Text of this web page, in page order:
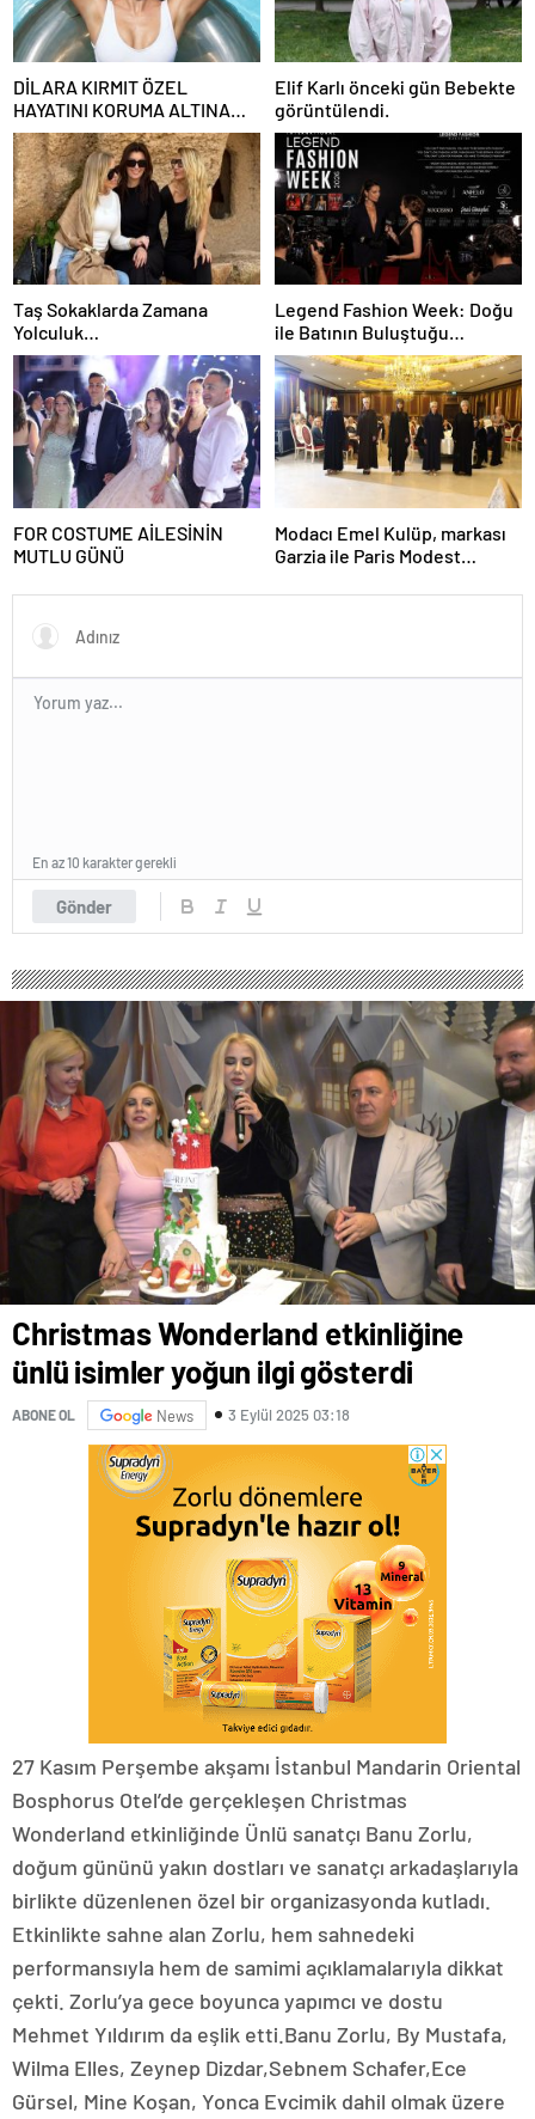
DİLARA KIRMIT ÖZEL
HAYATINI KORUMA ALTINA
ALDI
Elif Karlı önceki gün Bebekte
görüntülendi.
Taş Sokaklarda Zamana
Yolculuk…
Legend Fashion Week: Doğu
ile Batının Buluştuğu
Uluslararası Moda Sahnesi
FOR COSTUME AİLESİNİN
MUTLU GÜNÜ
Modacı Emel Kulüp, markası
Garzia ile Paris Modest
doldurdu.
Gönder
En az 10 karakter gerekli
Christmas Wonderland etkinliğine
ünlü isimler yoğun ilgi gösterdi
ABONE OL News 3 Eylül 2025 03:18
27 Kasım Perşembe akşamı İstanbul Mandarin Oriental
Bosphorus Otel’de gerçekleşen Christmas
Wonderland etkinliğinde Ünlü sanatçı Banu Zorlu,
doğum gününü yakın dostları ve sanatçı arkadaşlarıyla
birlikte düzenlenen özel bir organizasyonda kutladı.
Etkinlikte sahne alan Zorlu, hem sahnedeki
performansıyla hem de samimi açıklamalarıyla dikkat
çekti. Zorlu’ya gece boyunca yapımcı ve dostu
Mehmet Yıldırım da eşlik etti.Banu Zorlu, By Mustafa,
Wilma Elles, Zeynep Dizdar,Sebnem Schafer,Ece
Gürsel, Mine Koşan, Yonca Evcimik dahil olmak üzere